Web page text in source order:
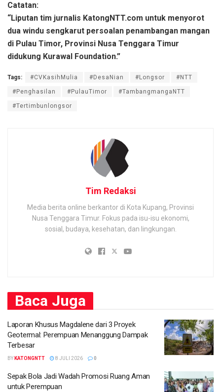
Catatan:
“Liputan tim jurnalis KatongNTT.com untuk menyorot
dua windu sengkarut persoalan penambangan mangan
di Pulau Timor, Provinsi Nusa Tenggara Timur
didukung Kurawal Foundation.”
Tags: #CVKasihMulia #DesaNian #Longsor #NTT
#Penghasilan #PulauTimor #TambangmangaNTT
#Tertimbunlongsor
Tim Redaksi
Media berita online berkantor di Kota Kupang, Provinsi
Nusa Tenggara Timur. Fokus pada isu-isu ekonomi,
sosial, budaya, kesehatan, dan lingkungan.
Baca Juga
Laporan Khusus Magdalene dari 3 Proyek
Geotermal: Perempuan Menanggung Dampak
Terbesar
BY KATONGNTT 8 JULI 2026 0
Sepak Bola Jadi Wadah Promosi Ruang Aman
untuk Perempuan